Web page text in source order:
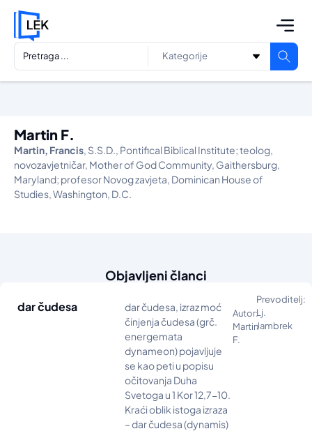
Martin F.
Martin, Francis, S.S.D., Pontifical Biblical Institute; teolog,
novozavjetničar, Mother of God Community, Gaithersburg,
Maryland; profesor Novog zavjeta, Dominican House of
Studies, Washington, D.C.
Objavljeni članci
dar čudesa
dar čudesa, izraz moć
činjenja čudesa (grč.
energemata
dynameon) pojavljuje
se kao peti u popisu
očitovanja Duha
Svetoga u 1 Kor 12,7-10.
Kraći oblik istoga izraza
– dar čudesa (dynamis)
Autor:
Martin
F.
Prevoditelj:
Lj.
Jambrek